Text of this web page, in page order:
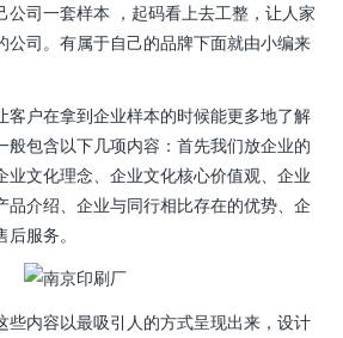
公司一套样本 ，起码看上去工整，让人家
公司。有属于自己的品牌下面就由小编来
客户在拿到企业样本的时候能更多地了解
般包含以下几项内容：首先我们放企业的
业文化理念、企业文化核心价值观、企业
品介绍、企业与同行相比存在的优势、企
服务。
些内容以最吸引人的方式呈现出来，设计